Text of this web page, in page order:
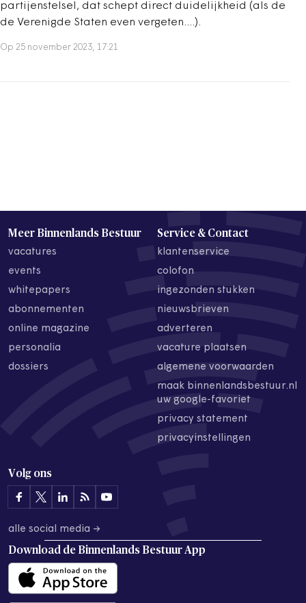
partijenstelsel, dat schept direct duidelijkheid (als de
de Verenigde Staten even vergeten....).
Op 25 november 2023, 17:21
Meer Binnenlands Bestuur
vacatures
events
whitepapers
abonnementen
online magazine
personalia
dossiers
Service & Contact
klantenservice
colofon
ingezonden stukken
nieuwsbrieven
adverteren
vacature plaatsen
algemene voorwaarden
maak binnenlandsbestuur.nl
uw google-favoriet
privacy statement
privacyinstellingen
Volg ons
alle social media →
Download de Binnenlands Bestuur App